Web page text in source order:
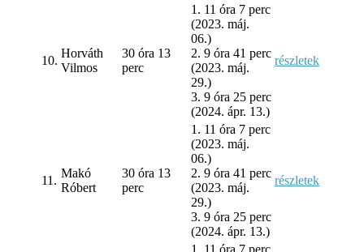
10.
Horváth
Vilmos
30 óra 13
perc
1. 11 óra 7 perc
(2023. máj.
06.)
2. 9 óra 41 perc
(2023. máj.
29.)
3. 9 óra 25 perc
(2024. ápr. 13.)
részletek
11.
Makó
Róbert
30 óra 13
perc
1. 11 óra 7 perc
(2023. máj.
06.)
2. 9 óra 41 perc
(2023. máj.
29.)
3. 9 óra 25 perc
(2024. ápr. 13.)
részletek
1. 11 óra 7 perc